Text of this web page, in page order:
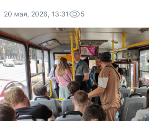
20 мая, 2026, 13:31 5